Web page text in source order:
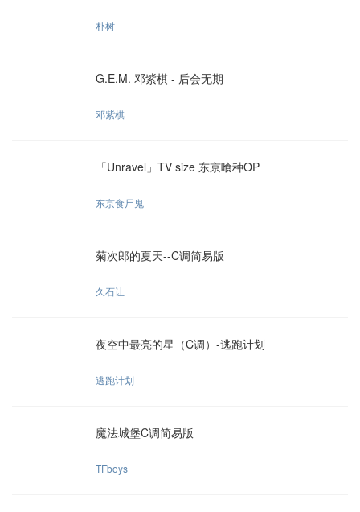
朴树
G.E.M. 邓紫棋 - 后会无期
邓紫棋
「Unravel」TV size 东京喰种OP
东京食尸鬼
菊次郎的夏天--C调简易版
久石让
夜空中最亮的星（C调）-逃跑计划
逃跑计划
魔法城堡C调简易版
TFboys